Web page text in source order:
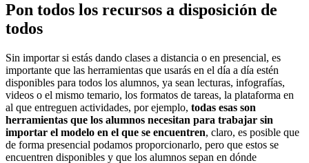
Pon todos los recursos a disposición de
todos
Sin importar si estás dando clases a distancia o en presencial, es
importante que las herramientas que usarás en el día a día estén
disponibles para todos los alumnos, ya sean lecturas, infografías,
videos o el mismo temario, los formatos de tareas, la plataforma en
al que entreguen actividades, por ejemplo, todas esas son
herramientas que los alumnos necesitan para trabajar sin
importar el modelo en el que se encuentren, claro, es posible que
de forma presencial podamos proporcionarlo, pero que estos se
encuentren disponibles y que los alumnos sepan en dónde